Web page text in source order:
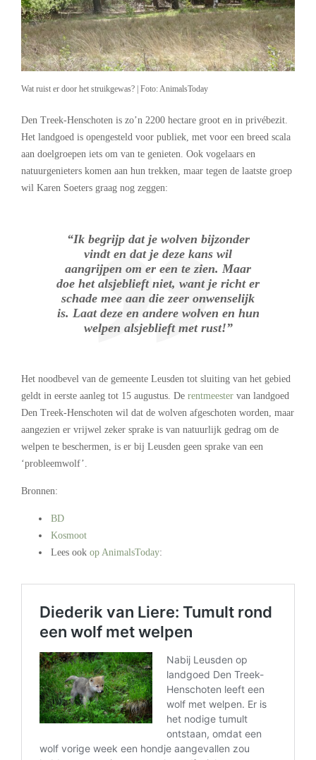
Wat ruist er door het struikgewas? | Foto: AnimalsToday
Den Treek-Henschoten is zo’n 2200 hectare groot en in privébezit.
Het landgoed is opengesteld voor publiek, met voor een breed scala
aan doelgroepen iets om van te genieten. Ook vogelaars en
natuurgenieters komen aan hun trekken, maar tegen de laatste groep
wil Karen Soeters graag nog zeggen:
“Ik begrijp dat je wolven bijzonder
vindt en dat je deze kans wil
aangrijpen om er een te zien. Maar
doe het alsjeblieft niet, want je richt er
schade mee aan die zeer onwenselijk
is. Laat deze en andere wolven en hun
welpen alsjeblieft met rust!”
Het noodbevel van de gemeente Leusden tot sluiting van het gebied
geldt in eerste aanleg tot 15 augustus. De rentmeester van landgoed
Den Treek-Henschoten wil dat de wolven afgeschoten worden, maar
aangezien er vrijwel zeker sprake is van natuurlijk gedrag om de
welpen te beschermen, is er bij Leusden geen sprake van een
‘probleemwolf’.
Bronnen:
BD
Kosmoot
Lees ook op AnimalsToday: